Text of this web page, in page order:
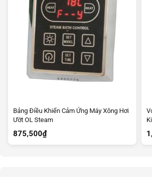
Bảng Điều Khiển Cảm Ứng Máy Xông Hơi
Ướt OL Steam
875,500₫